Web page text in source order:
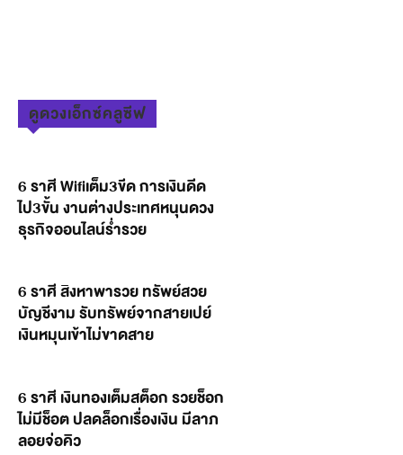
ดูดวงเอ็กซ์คลูซีฟ
6 ราศี Wifiเต็ม3ขีด การเงินดีด
ไป3ขั้น งานต่างประเทศหนุนดวง
ธุรกิจออนไลน์ร่ำรวย
6 ราศี สิงหาพารวย ทรัพย์สวย
บัญชีงาม รับทรัพย์จากสายเปย์
เงินหมุนเข้าไม่ขาดสาย
6 ราศี เงินทองเต็มสต็อก รวยช็อก
ไม่มีช็อต ปลดล็อกเรื่องเงิน มีลาภ
ลอยจ่อคิว